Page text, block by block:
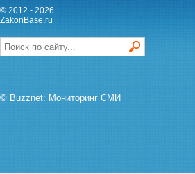
© 2012 - 2026
ZakonBase.ru
© Buzznet: Мониторинг СМИ